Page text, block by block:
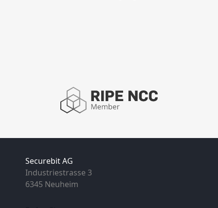
Securebit AG
Industriestrasse 3
6345 Neuheim